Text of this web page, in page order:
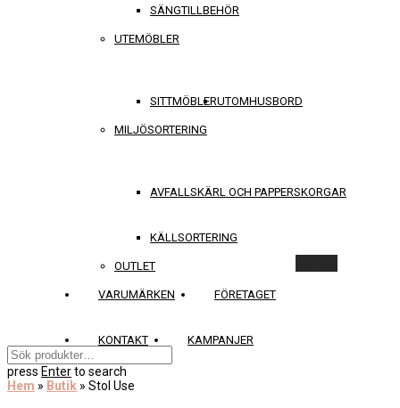
SÄNGTILLBEHÖR
UTEMÖBLER
SITTMÖBLERUTOMHUSBORD
MILJÖSORTERING
AVFALLSKÄRL OCH PAPPERSKORGAR
KÄLLSORTERING
OUTLET
VARUMÄRKEN FÖRETAGET
KONTAKT KAMPANJER
press Enterto search
Hem » Butik » Stol Use